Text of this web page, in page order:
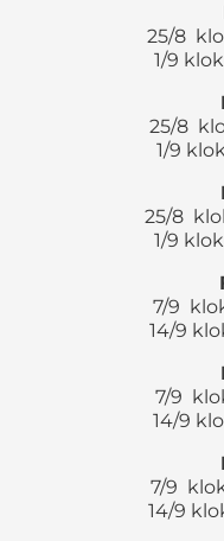
25/8
1/9
25/8
1/9
25/8
1/9
7/9
14/9
7/9
14/9
7/9
14/9